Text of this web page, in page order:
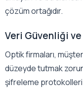
çözüm ortağıdır.
Veri Güvenliği
Optik firmaları,
düzeyde tutmak
şifreleme protokolleri